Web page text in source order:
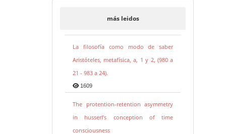
más leidos
La filosofía como modo de saber
Aristóteles, metafísica, a, 1 y 2, (980 a
21 - 983 a 24).
1609
The protention-retention asymmetry
in husserl’s conception of time
consciousness